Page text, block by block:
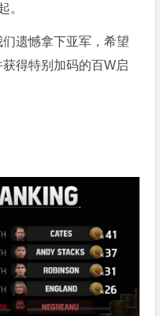
。
遗憾拿下亚军，希望
得特别加码的百W启